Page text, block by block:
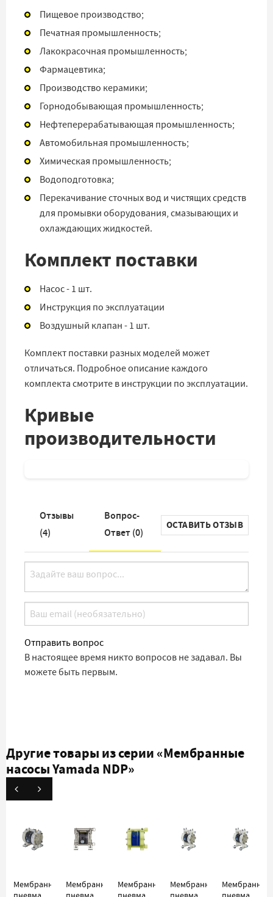
Пищевое производство;
Печатная промышленность;
Лакокрасочная промышленность;
Фармацевтика;
Производство керамики;
Горнодобывающая промышленность;
Нефтеперерабатывающая промышленность;
Автомобильная промышленность;
Химическая промышленность;
Водоподготовка;
Перекачивание сточных вод и чистящих средств
для промывки оборудования, смазывающих и
охлаждающих жидкостей.
Комплект поставки
Насос - 1 шт.
Инструкция по эксплуатации
Воздушный клапан - 1 шт.
Комплект поставки разных моделей может
отличаться. Подробное описание каждого
комплекта смотрите в инструкции по эксплуатации.
Кривые
производительности
Отзывы
(4)
Вопрос-
Ответ (0)
ОСТАВИТЬ ОТЗЫВ
Отправить вопрос
В настоящее время никто вопросов не задавал. Вы
можете быть первым.
Другие товары из серии«Мембранные
насосы Yamada NDP»
Мембранный
Мембранный
Мембранный
Мембранный
Мембранный